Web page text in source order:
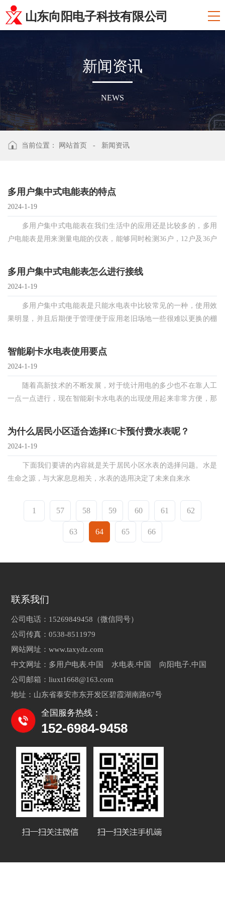
山东向阳电子科技有限公司
新闻资讯
NEWS
当前位置： 网站首页 - 新闻资讯
多用户集中式电能表的特点
2024-1-19
多用户集中式电能表在我们生活中的应用还是比较多的，多用
户电能表是用来测量电能的仪表，能够同时检测36户，12户及36户
多用户集中式电能表怎么进行接线
2024-1-19
多用户集中式电能表是只能水电表中比较常见的一种，使用效
果明显，并且后期便于管理便于应用老旧场地一些很难以更换的棚
智能刷卡水电表使用要点
2024-1-19
随着高新技术的不断发展，对于统计用电的多少也不在靠人工
一点一点进行，现在智能刷卡水电表的出现使用起来非常方便，那
为什么居民小区适合选择IC卡预付费水表呢？
2024-1-19
下面我们要讲的内容就是关于居民小区水表的选择问题。水是
生命之源，与大家息息相关，水表的选用决定了未来自来水
1 57 58 59 60 61 62
63 64 65 66
联系我们
公司电话：15269849458（微信同号）
公司传真：0538-8511979
网站网址：www.taxydz.com
中文网址：多用户电表.中国 水电表.中国 向阳电子.中国
公司邮箱：liuxt1668@163.com
地址：山东省泰安市东开发区碧霞湖南路67号
全国服务热线：
152-6984-9458